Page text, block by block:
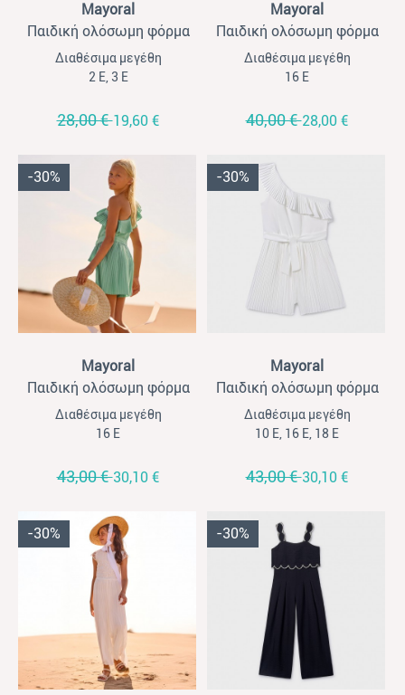
Mayoral
Παιδική ολόσωμη φόρμα
για κορίτσια Mayoral
γαλοζοπράσινο
Διαθέσιμα μεγέθη
2 Ε, 3 Ε
28,00 €19,60 €
Mayoral
Παιδική ολόσωμη φόρμα
για κορίτσια Mayoral κοντή
μπεζ ριγέ
Διαθέσιμα μεγέθη
16 Ε
40,00 €28,00 €
-30%
Mayoral
Παιδική ολόσωμη φόρμα
για κορίτσια Mayoral κοντή
πλισέ μέντα
Διαθέσιμα μεγέθη
16 Ε
43,00 €30,10 €
-30%
Mayoral
Παιδική ολόσωμη φόρμα
για κορίτσια Mayoral κοντή
πλισέ εκρού
Διαθέσιμα μεγέθη
10 Ε, 16 Ε, 18 Ε
43,00 €30,10 €
-30% -30%